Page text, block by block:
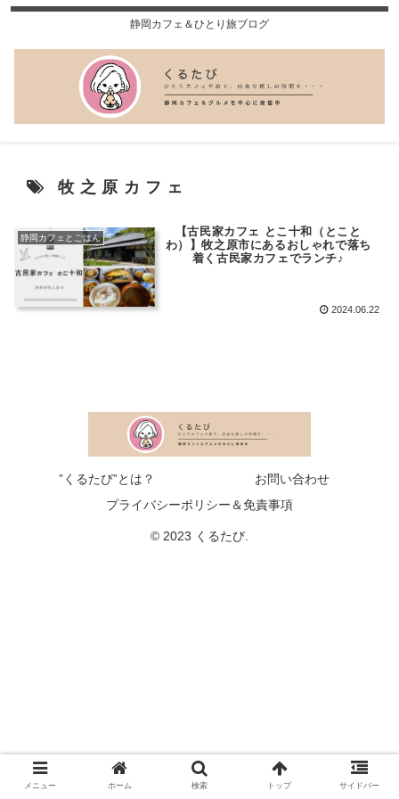
静岡カフェ＆ひとり旅ブログ
牧之原カフェ
静岡カフェとごはん
【古民家カフェ とこ十和（とこと
わ）】牧之原市にあるおしゃれで落ち
着く古民家カフェでランチ♪
2024.06.22
”くるたび”とは？
お問い合わせ
プライバシーポリシー＆免責事項
© 2023 くるたび.
メニュー ホーム 検索 トップ サイドバー